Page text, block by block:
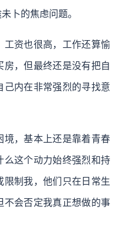
卜的焦虑问题。
工资也很高，工作还算愉
，但最终还是没有把自
己内在非常强烈的寻找意
境，基本上还是靠着青春
么这个动力始终强烈和持
限制我，他们只在日常生
不会否定我真正想做的事